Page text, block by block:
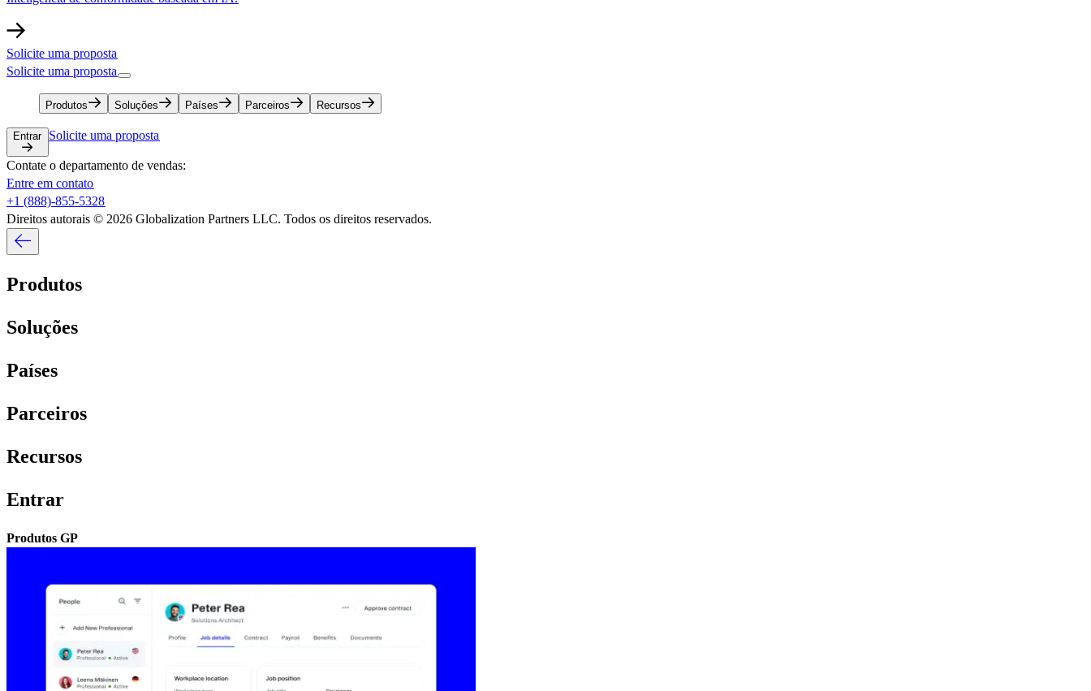
Solicite uma proposta​​
Solicite uma proposta​​
Produtos​​ Soluções​​ Países​​ Parceiros​​ Recursos​​
Entrar​​ Solicite uma proposta​​
Contate o departamento de vendas:​​
Entre em contato​​
+1 (888)-855-5328​​
Direitos autorais © 2026 Globalization Partners LLC. Todos os direitos reservados.​​
Produtos​​
Soluções​​
Países​​
Parceiros​​
Recursos​​
Entrar​​
Produtos GP​​